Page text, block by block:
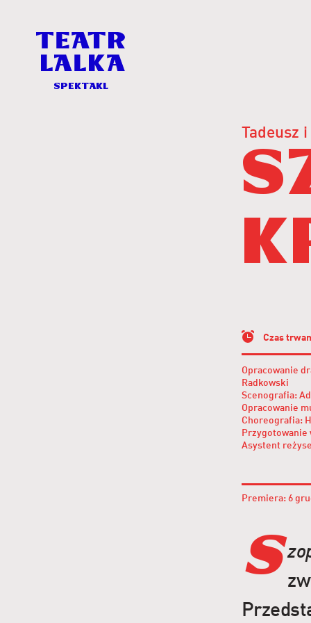
spektakl
spektakl
Tadeusz
Czas
Opracowanie
Radkowski
Scenografia:
Opracowanie
Choreografia:
Przygotowanie
Asystent
Premiera: 6
S